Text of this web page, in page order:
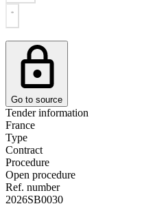
Go to source
Tender information
France
Type
Contract
Procedure
Open procedure
Ref. number
2026SB0030